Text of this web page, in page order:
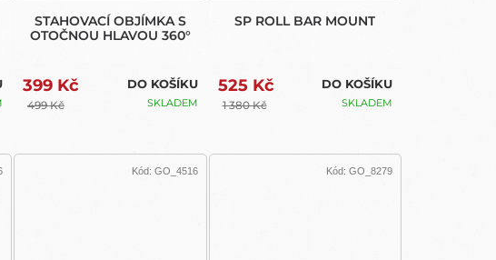
STAHOVACÍ OBJÍMKA S
OTOČNOU HLAVOU 360°
399 Kč
499 Kč
DO KOŠÍKU
SKLADEM
SP ROLL BAR MOUNT
525 Kč
1 380 Kč
DO KOŠÍKU
SKLADEM
Kód: GO_4516 Kód: GO_8279